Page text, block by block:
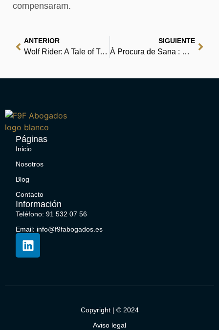
compensaram.
ANTERIOR
Wolf Rider: A Tale of Terror : Free Ebook
SIGUIENTE
À Procura de Sana : Universo dos Livros
Páginas
Inicio
Nosotros
Blog
Contacto
Información
Teléfono: 91 532 07 56
Email: info@f9fabogados.es
Copyright | © 2024
Aviso legal